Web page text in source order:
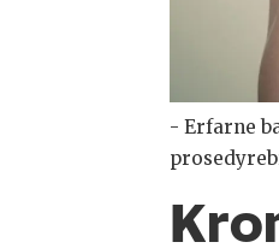
- Erfarne